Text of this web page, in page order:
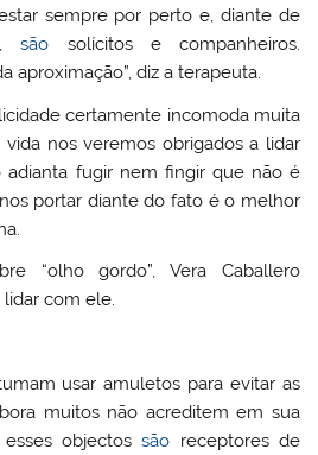
sempre por perto e, diante de
são solícitos e companheiros.
aproximação”, diz a terapeuta.
certamente incomoda muita
nos veremos obrigados a lidar
adianta fugir nem fingir que não é
portar diante do fato é o melhor
“olho gordo”, Vera Caballero
lidar com ele.
usar amuletos para evitar as
muitos não acreditem em sua
esses objectossão receptores de